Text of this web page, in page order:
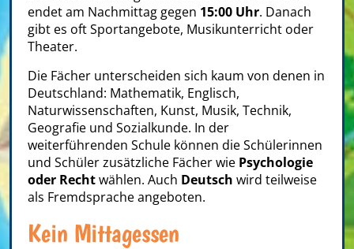
endet am Nachmittag gegen 15:00 Uhr. Danach
gibt es oft Sportangebote, Musikunterricht oder
Theater.
Die Fächer unterscheiden sich kaum von denen in
Deutschland: Mathematik, Englisch,
Naturwissenschaften, Kunst, Musik, Technik,
Geografie und Sozialkunde. In der
weiterführenden Schule können die Schülerinnen
und Schüler zusätzliche Fächer wie Psychologie
oder Rechtwählen. Auch Deutsch wird teilweise
als Fremdsprache angeboten.
Kein Mittagessen